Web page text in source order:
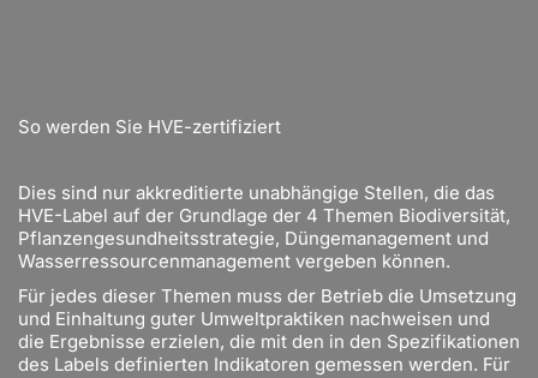
So werden Sie HVE-zertifiziert
Dies sind nur akkreditierte unabhängige Stellen, die das
HVE-Label auf der Grundlage der 4 Themen Biodiversität,
Pflanzengesundheitsstrategie, Düngemanagement und
Wasserressourcenmanagement vergeben können.
Für jedes dieser Themen muss der Betrieb die Umsetzung
und Einhaltung guter Umweltpraktiken nachweisen und
die Ergebnisse erzielen, die mit den in den Spezifikationen
des Labels definierten Indikatoren gemessen werden. Für